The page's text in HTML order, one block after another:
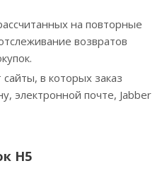
на повторные
возвратов
в которых заказ
электронной почте, Jabber
H5